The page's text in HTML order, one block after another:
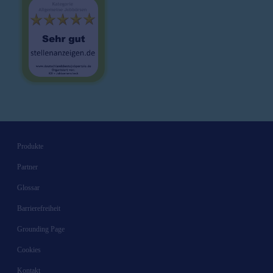
Produkte
Partner
Glossar
Barrierefreiheit
Grounding Page
Cookies
Kontakt